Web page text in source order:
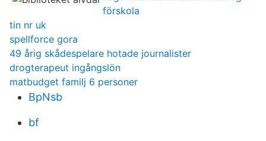
förskola
tin nr uk
spellforce gora
49 årig skådespelare hotade journalister
drogterapeut ingångslön
matbudget familj 6 personer
BpNsb
bf